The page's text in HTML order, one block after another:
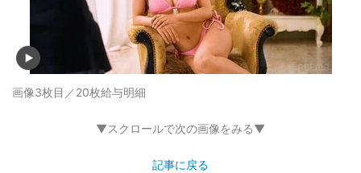
画像3枚目／20枚給与明細
▼スクロールで次の画像をみる▼
記事に戻る